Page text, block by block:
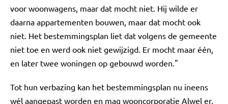
voor woonwagens, maar dat mocht niet. Hij wilde er
daarna appartementen bouwen, maar dat mocht ook
niet. Het bestemmingsplan liet dat volgens de gemeente
niet toe en werd ook niet gewijzigd. Er mocht maar één,
en later twee woningen op gebouwd worden."
Tot hun verbazing kan het bestemmingsplan nu ineens
wél aangepast worden en mag wooncorporatie Alwel er,